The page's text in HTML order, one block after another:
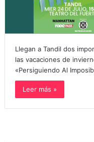
Llegan a Tandil dos
las vacaciones de
«Persiguiendo Al
Leer más »